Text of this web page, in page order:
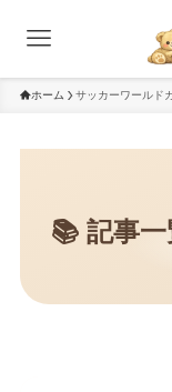
ホーム サッカーワールド